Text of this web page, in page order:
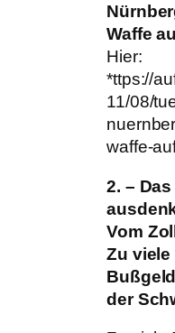
Waffe
Hier:
*ttps://
11/08/
waffe-
2. –
Vom
Zu viele
der